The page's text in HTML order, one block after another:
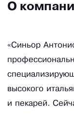
О
«Синьор
высокого
и пекарей.